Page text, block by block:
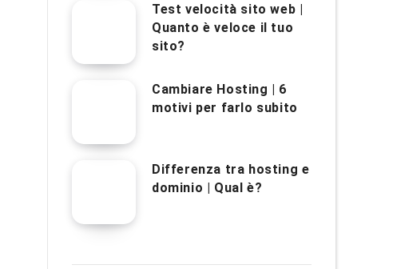
Test velocità sito web |
Quanto è veloce il tuo
sito?
Cambiare Hosting | 6
motivi per farlo subito
Differenza tra hosting e
dominio | Qual è?